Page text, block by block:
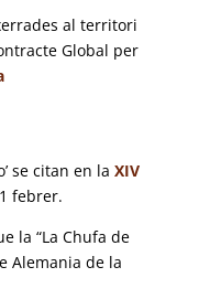
al territori
Global per
se citan en la XIV
febrer.
la “La Chufa de
Alemania de la